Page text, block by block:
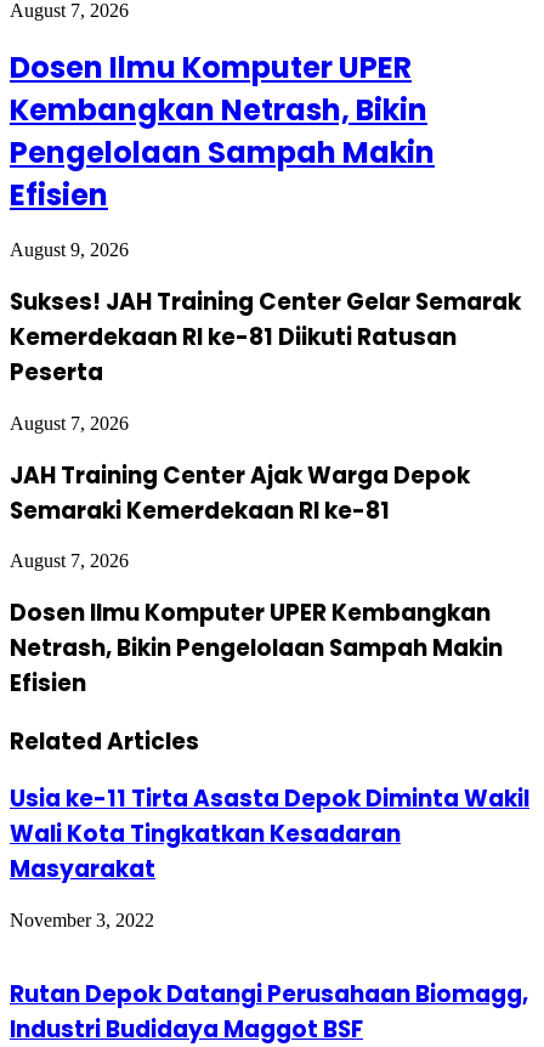
August 7, 2026
Dosen Ilmu Komputer UPER
Kembangkan Netrash, Bikin
Pengelolaan Sampah Makin
Efisien
August 9, 2026
Sukses! JAH Training Center Gelar Semarak
Kemerdekaan RI ke-81 Diikuti Ratusan
Peserta
August 7, 2026
JAH Training Center Ajak Warga Depok
Semaraki Kemerdekaan RI ke-81
August 7, 2026
Dosen Ilmu Komputer UPER Kembangkan
Netrash, Bikin Pengelolaan Sampah Makin
Efisien
Related Articles
Usia ke-11 Tirta Asasta Depok Diminta Wakil
Wali Kota Tingkatkan Kesadaran
Masyarakat
November 3, 2022
Rutan Depok Datangi Perusahaan Biomagg,
Industri Budidaya Maggot BSF